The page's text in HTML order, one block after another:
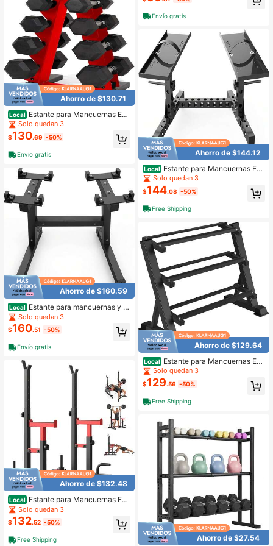
Ahorro de $130.71
Local Estante para Mancuernas Est
ante de Almacenamiento de Pesas
Solo quedan 3
$130.69 -50%
Envío gratis
Ahorro de $160.59
Local Estante para mancuernas y al
macenamiento de pesas
Solo quedan 3
$160.51 -50%
Envío gratis
Ahorro de $132.48
Local Estante para Mancuernas Est
ante de Almacenamiento de Pesas
Gimnasio en Casa
Solo quedan 3
$132.52 -50%
Free Shipping
para garaje...
Envío gratis
Ahorro de $144.12
Local Estante para Mancuernas Est
ante de Almacenamiento de Pesas
Gimnasio en Casa
Solo quedan 3
$144.08 -50%
Free Shipping
Ahorro de $129.64
Local Estante para Mancuernas Est
ante de Almacenamiento de Pesas
Resistente Almacenamiento Gimna
sio en Casa
Solo quedan 3
$129.56 -50%
Free Shipping
Ahorro de $27.54